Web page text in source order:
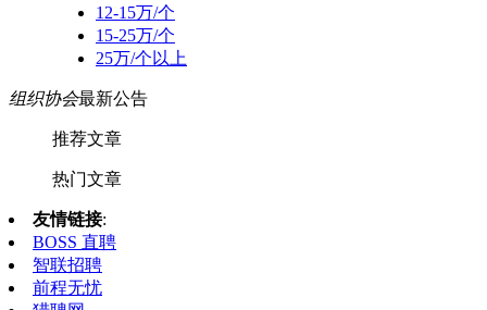
12-15万/个
15-25万/个
25万/个以上
组织协会最新公告
推荐文章
热门文章
友情链接:
BOSS 直聘
智联招聘
前程无忧